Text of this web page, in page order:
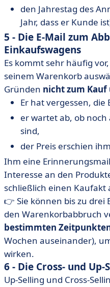
den Jahrestag des
Jahr, dass er Kunde
5 - Die E-Mail zum
Einkaufswagens
Es kommt sehr häufig
seinem Warenkorb
Gründen nicht zum
Er hat vergessen,
er wartet ab, ob
sind,
der Preis erschien
Ihm eine
Interesse an den
schließlich einen Kaufakt
👉 Sie können bis zu drei
den Warenkorbabbruch
bestimmten
Wochen auseinander),
wirken.
6 - Die Cross- und Up-
Up-Selling und Cross-